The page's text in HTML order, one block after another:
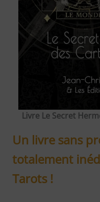
Livre Le Secret
Un livre sans
totalement
Tarots !